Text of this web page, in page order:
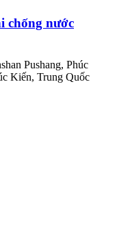
chống nước
Pushang, Phúc
Kiến, Trung Quốc